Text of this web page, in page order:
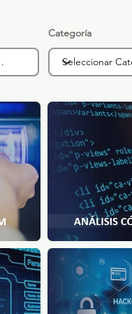
Categoría